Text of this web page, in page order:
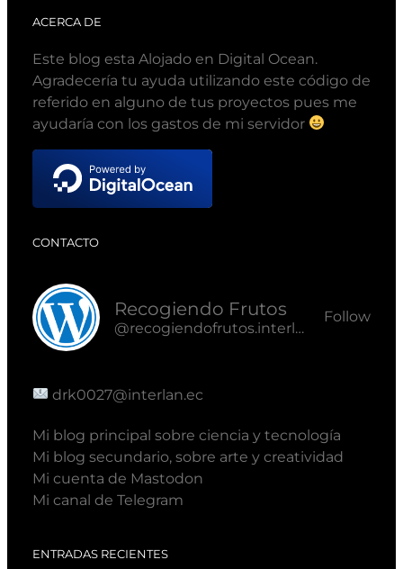
ACERCA DE
Este blog esta Alojado en Digital Ocean.
Agradecería tu ayuda utilizando este código de
referido en alguno de tus proyectos pues me
ayudaría con los gastos de mi servidor
CONTACTO
Recogiendo Frutos
@recogiendofrutos.interlan.ec@recogiendofrutos.interlan.ec
Follow
drk0027@interlan.ec
Mi blog principal sobre ciencia y tecnología
Mi blog secundario, sobre arte y creatividad
Mi cuenta de Mastodon
Mi canal de Telegram
ENTRADAS RECIENTES